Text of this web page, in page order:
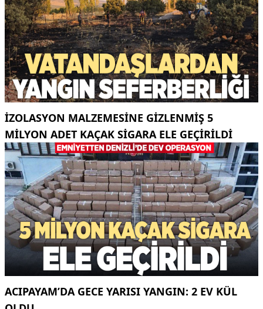
İZOLASYON MALZEMESINE GIZLENMIŞ 5
MILYON ADET KAÇAK SIGARA ELE GEÇIRILDI
ACIPAYAM’DA GECE YARISI YANGIN: 2 EV KÜL